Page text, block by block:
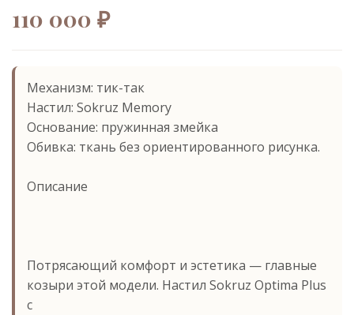
110 000 ₽
Механизм: тик-так
Настил: Sokruz Memory
Основание: пружинная змейка
Обивка: ткань без ориентированного рисунка.
Описание
Потрясающий комфорт и эстетика — главные
козыри этой модели. Настил Sokruz Optima Plus
с